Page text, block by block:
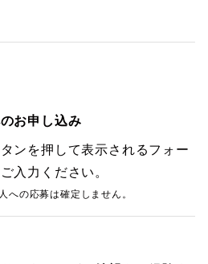
お申し込み
タンを押して表示されるフォー
入力ください。
への応募は確定しません。